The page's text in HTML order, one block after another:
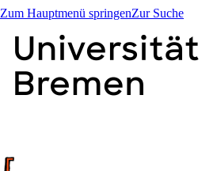
Zum Hauptmenü springenZur Suche